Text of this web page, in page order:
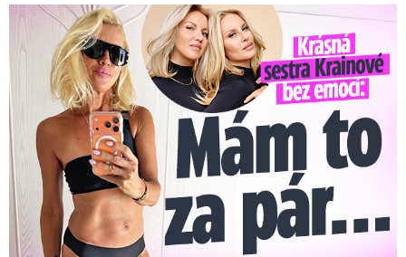
Krásná sestra Krainové bez emocí: Mám to za pár…